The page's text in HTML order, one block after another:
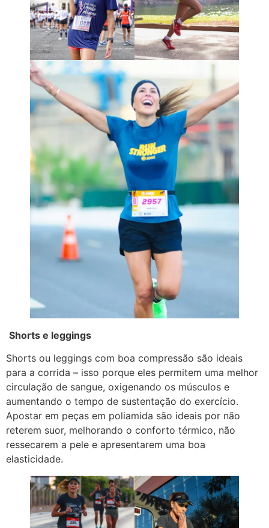
Shorts e leggings
Shorts ou leggings com boa compressão são ideais
para a corrida – isso porque eles permitem uma melhor
circulação de sangue, oxigenando os músculos e
aumentando o tempo de sustentação do exercício.
Apostar em peças em poliamida são ideais por não
reterem suor, melhorando o conforto térmico, não
ressecarem a pele e apresentarem uma boa
elasticidade.